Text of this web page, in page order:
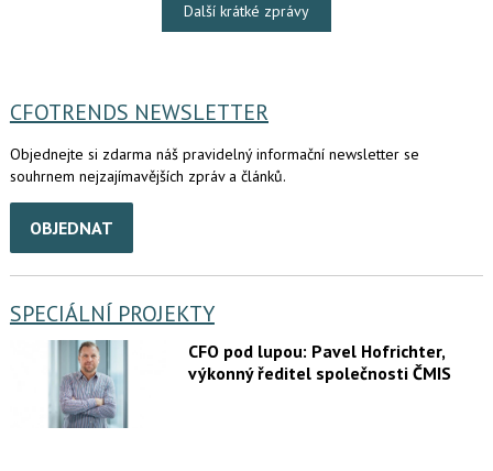
Další krátké zprávy
CFOTRENDS NEWSLETTER
Objednejte si zdarma náš pravidelný informační newsletter se
souhrnem nejzajímavějších zpráv a článků.
OBJEDNAT
SPECIÁLNÍ PROJEKTY
CFO pod lupou: Pavel Hofrichter,
výkonný ředitel společnosti ČMIS